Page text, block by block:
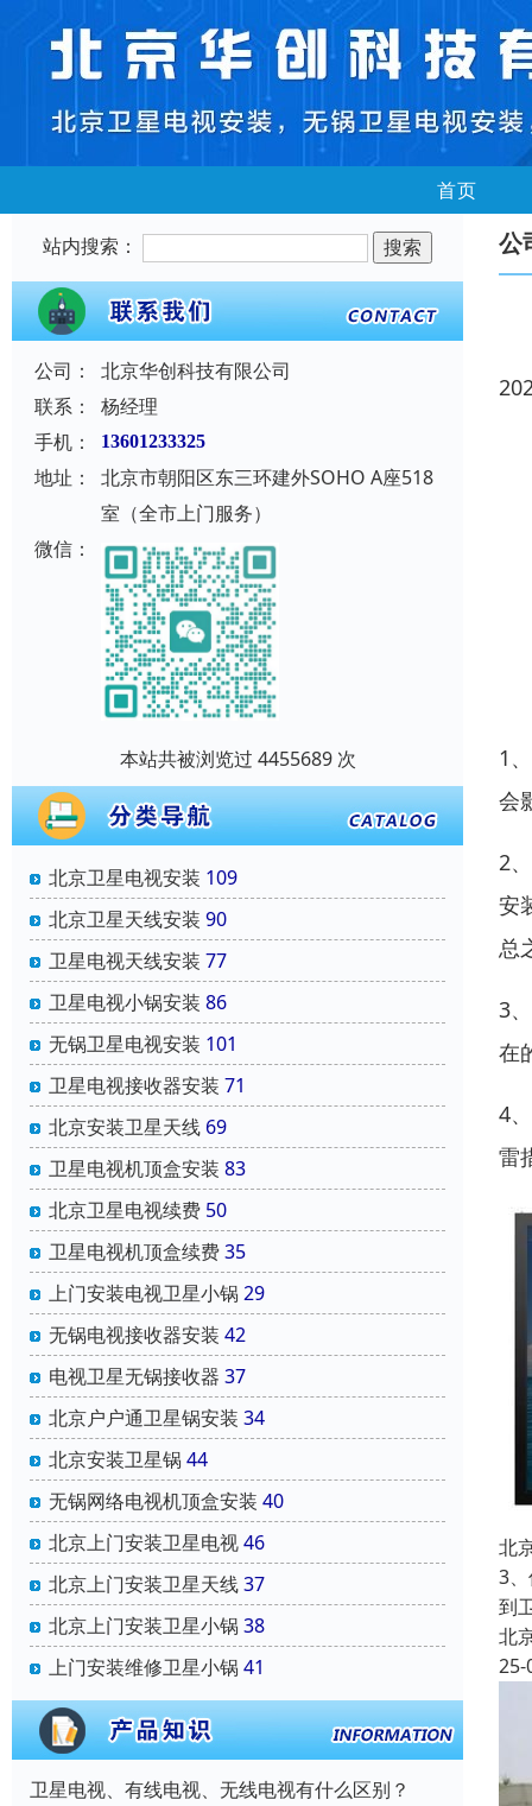
首页
站内搜索：
公司：
北京华创科技有限公司
联系：
杨经理
手机：
13601233325
地址：
北京市朝阳区东三环建外SOHO A座518
室（全市上门服务）
微信：
本站共被浏览过 4455689 次
北京卫星电视安装 109
北京卫星天线安装 90
卫星电视天线安装 77
卫星电视小锅安装 86
无锅卫星电视安装 101
卫星电视接收器安装 71
北京安装卫星天线 69
卫星电视机顶盒安装 83
北京卫星电视续费 50
卫星电视机顶盒续费35
上门安装电视卫星小锅 29
无锅电视接收器安装 42
电视卫星无锅接收器 37
北京户户通卫星锅安装 34
北京安装卫星锅 44
无锅网络电视机顶盒安装 40
北京上门安装卫星电视46
北京上门安装卫星天线37
北京上门安装卫星小锅 38
上门安装维修卫星小锅 41
卫星电视、有线电视、无线电视有什么区别？
公
1
会
2
安
总
3
在
4
雷
北
3
到
北
25-